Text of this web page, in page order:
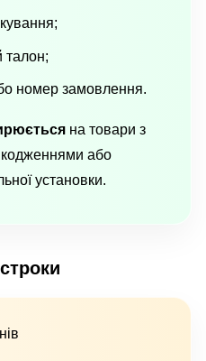
талон;
номер замовлення.
на товари з
або
установки.